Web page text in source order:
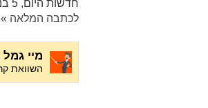
חדשות היום, 5 בנובמבר
לכתבה המלאה »